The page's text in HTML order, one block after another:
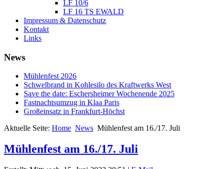
LF 10/6
LF 16 TS EWALD
Impressum & Datenschutz
Kontakt
Links
News
Mühlenfest 2026
Schwelbrand in Kohlesilo des Kraftwerks West
Save the date: Eschersheimer Wochenende 2025
Fastnachtsumzug in Klaa Paris
Großeinsatz in Frankfurt-Höchst
Aktuelle Seite: Home News Mühlenfest am 16./17. Juli
Mühlenfest am 16./17. Juli